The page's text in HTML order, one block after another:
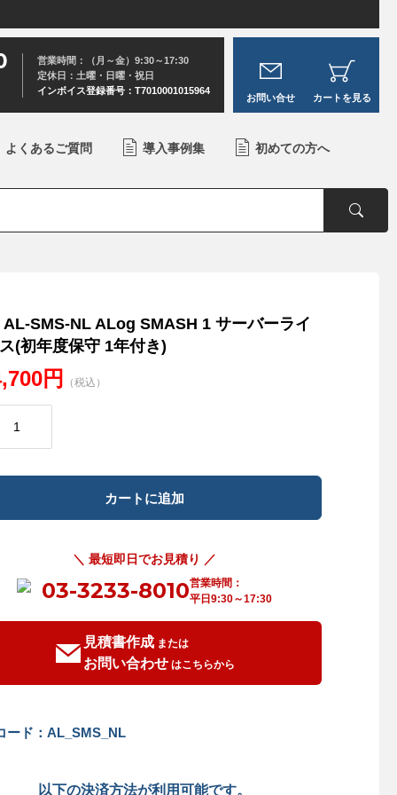
営業時間：（月～金）9:30～17:30
定休日：土曜・日曜・祝日
インボイス登録番号：T7010001015964
お問い合せ カートを見る
よくあるご質問 導入事例集 初めての方へ
AL-SMS-NL ALog SMASH 1 サーバーライ
(初年度保守 1年付き)
円 （税込）
＼ 最短即日でお見積り ／
03-3233-8010営業時間：
平日9:30～17:30
見積書作成 または
お問い合わせ はこちらから
ード：AL_SMS_NL
以下の決済方法が利用可能です。